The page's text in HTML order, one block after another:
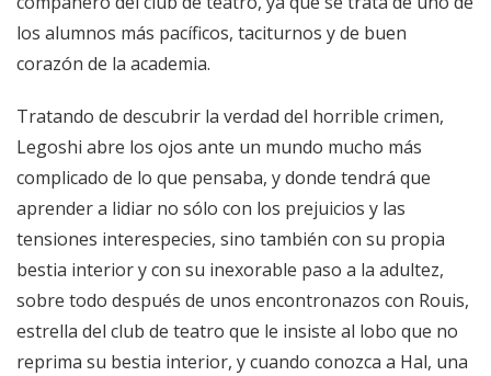
los alumnos más pacíficos, taciturnos y de buen
corazón de la academia.
Tratando de descubrir la verdad del horrible crimen,
Legoshi abre los ojos ante un mundo mucho más
complicado de lo que pensaba, y donde tendrá que
aprender a lidiar no sólo con los prejuicios y las
tensiones interespecies, sino también con su propia
bestia interior y con su inexorable paso a la adultez,
sobre todo después de unos encontronazos con Rouis,
estrella del club de teatro que le insiste al lobo que no
reprima su bestia interior, y cuando conozca a Hal, una